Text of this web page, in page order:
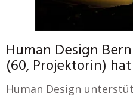
Human Design
(60, Projektorin)
Human Design